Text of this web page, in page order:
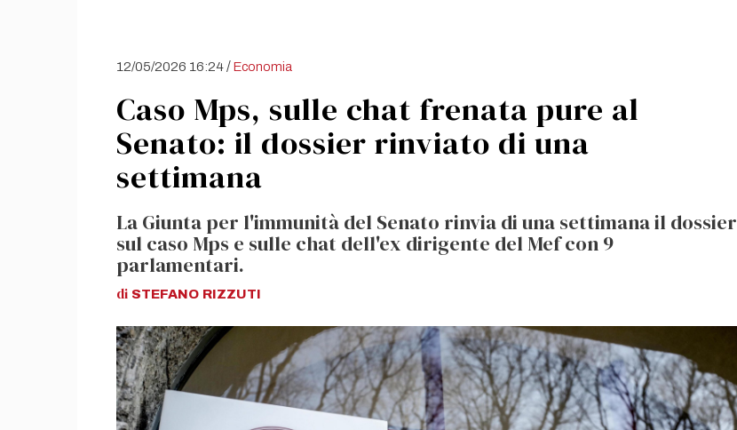
12/05/2026 16:24/Economia
Caso Mps, sulle chat frenata pure al
Senato: il dossier rinviato di una
settimana
La Giunta per l'immunità del Senato rinvia di una settimana il dossier
sul caso Mps e sulle chat dell'ex dirigente del Mef con 9
parlamentari.
di STEFANO RIZZUTI